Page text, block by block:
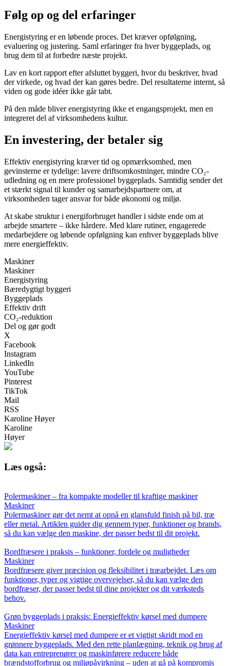
Følg op og del erfaringer
Energistyring er en løbende proces. Det kræver opfølgning,
evaluering og justering. Saml erfaringer fra hver byggeplads, og
brug dem til at forbedre næste projekt.
Lav en kort rapport efter afsluttet byggeri, hvor du beskriver, hvad
der virkede, og hvad der kan gøres bedre. Del resultaterne internt, så
viden og gode idéer ikke går tabt.
På den måde bliver energistyring ikke et engangsprojekt, men en
integreret del af virksomhedens kultur.
En investering, der betaler sig
Effektiv energistyring kræver tid og opmærksomhed, men
gevinsterne er tydelige: lavere driftsomkostninger, mindre CO₂-
udledning og en mere professionel byggeplads. Samtidig sender det
et stærkt signal til kunder og samarbejdspartnere om, at
virksomheden tager ansvar for både økonomi og miljø.
At skabe struktur i energiforbruget handler i sidste ende om at
arbejde smartere – ikke hårdere. Med klare rutiner, engagerede
medarbejdere og løbende opfølgning kan enhver byggeplads blive
mere energieffektiv.
Maskiner
Maskiner
Energistyring
Bæredygtigt byggeri
Byggeplads
Effektiv drift
CO₂-reduktion
Del og gør godt
X
Facebook
Instagram
LinkedIn
YouTube
Pinterest
TikTok
Mail
RSS
Karoline Høyer
Karoline
Høyer
Læs også:
Polermaskiner – fra kompakte modeller til kraftige maskiner
Maskiner
Polermaskiner gør det nemt at opnå en glansfuld finish på bil, træ
eller metal. Artiklen guider dig gennem typer, funktioner og brands,
så du kan vælge den maskine, der passer bedst til dit projekt.
Bordfræsere i praksis – funktioner, fordele og muligheder
Maskiner
Bordfræsere giver præcision og fleksibilitet i træarbejdet. Læs om
funktioner, typer og vigtige overvejelser, så du kan vælge den
bordfræser, der passer bedst til dine projekter og dit værksteds
behov.
Grøn byggeplads i praksis: Energieffektiv kørsel med dumpere
Maskiner
Energieffektiv kørsel med dumpere er et vigtigt skridt mod en
grønnere byggeplads. Med den rette planlægning, teknik og brug af
data kan entreprenører og maskinførere reducere både
brændstofforbrug og miljøpåvirkning – uden at gå på kompromis